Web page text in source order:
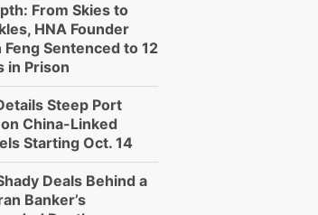
From Skies to
HNA Founder
Feng Sentenced to 12
in Prison
Steep Port
China-Linked
Starting Oct. 14
Deals Behind a
Banker’s